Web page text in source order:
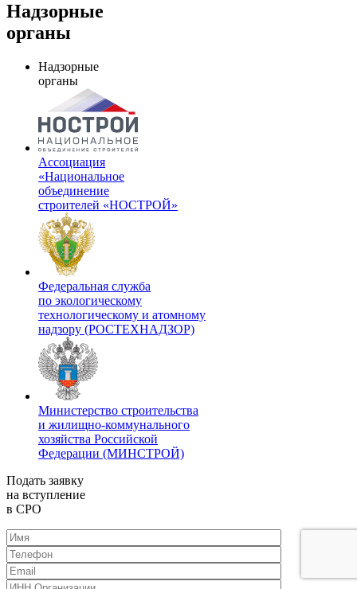
Надзорные
органы
Надзорные
органы
Ассоциация
«Национальное
объединение
строителей «НОСТРОЙ»
Федеральная служба
по экологическому
технологическому и атомному
надзору (РОСТЕХНАДЗОР)
Министерство строительства
и жилищно-коммунального
хозяйства Российской
Федерации (МИНСТРОЙ)
Подать заявку
на вступление
в СРО